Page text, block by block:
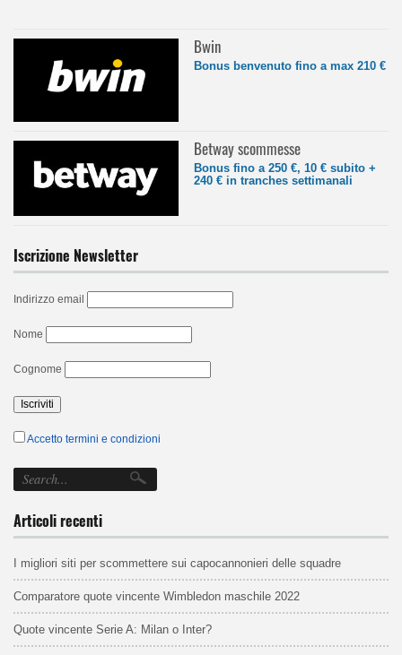
Bwin
Bonus benvenuto fino a max 210 €
Betway scommesse
Bonus fino a 250 €, 10 € subito +
240 € in tranches settimanali
Iscrizione Newsletter
Indirizzo email
Nome
Cognome
Accetto termini e condizioni
Articoli recenti
I migliori siti per scommettere sui capocannonieri delle squadre
Comparatore quote vincente Wimbledon maschile 2022
Quote vincente Serie A: Milan o Inter?